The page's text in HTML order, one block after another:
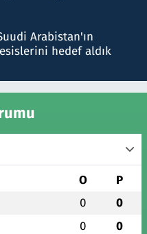
Arabistan'ın
hedef aldık
O P
0 0
0 0